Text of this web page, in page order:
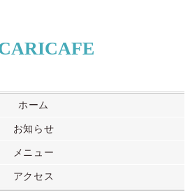
ホーム
お知らせ
メニュー
アクセス